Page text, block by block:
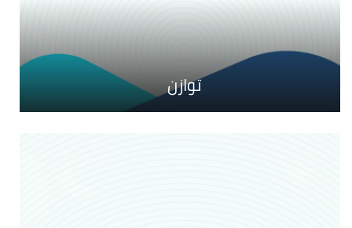
صيف 2026
توازن
أطايب الكلام